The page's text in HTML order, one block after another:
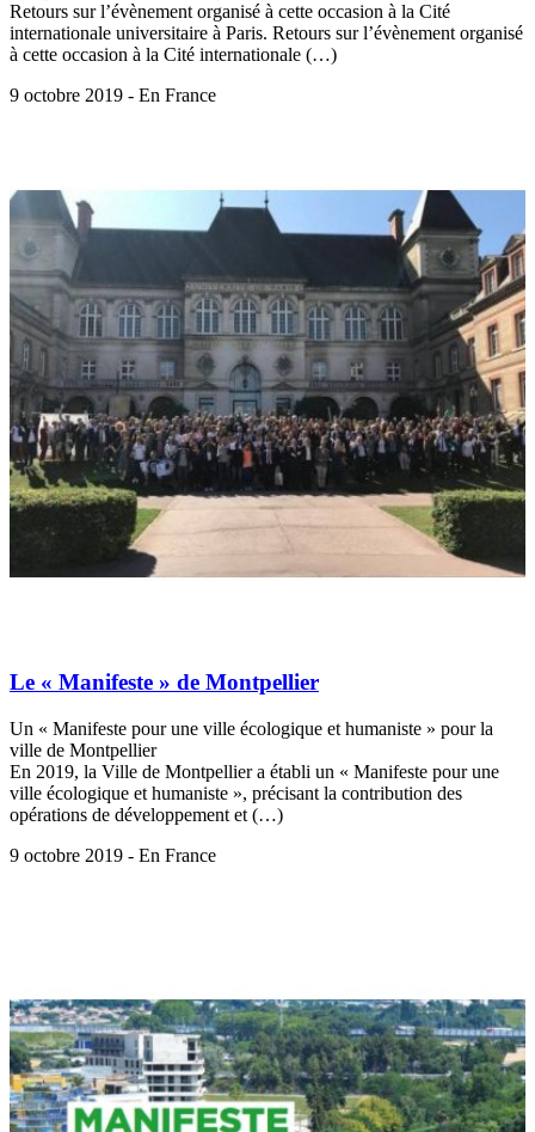
Retours sur l’évènement organisé à cette occasion à la Cité
internationale universitaire à Paris. Retours sur l’évènement organisé
à cette occasion à la Cité internationale (…)
9 octobre 2019 - En France
Le « Manifeste » de Montpellier
Un « Manifeste pour une ville écologique et humaniste » pour la
ville de Montpellier
En 2019, la Ville de Montpellier a établi un « Manifeste pour une
ville écologique et humaniste », précisant la contribution des
opérations de développement et (…)
9 octobre 2019 - En France